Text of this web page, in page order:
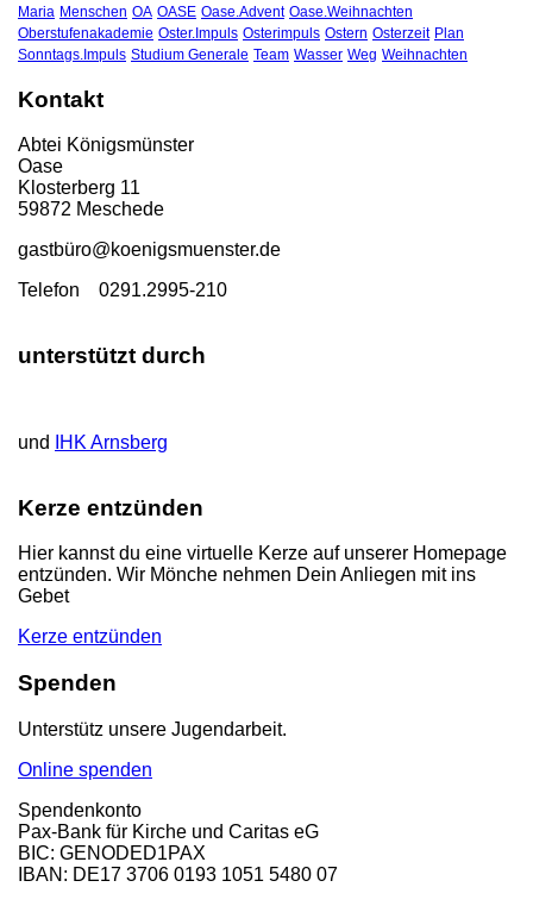
Maria Menschen OA OASE Oase.Advent Oase.Weihnachten
Oberstufenakademie Oster.Impuls Osterimpuls Ostern Osterzeit Plan
Sonntags.Impuls Studium Generale Team Wasser Weg Weihnachten
Kontakt
Abtei Königsmünster
Oase
Klosterberg 11
59872 Meschede
gastbüro@koenigsmuenster.de
Telefon 0291.2995-210
unterstützt durch
und IHK Arnsberg
Kerze entzünden
Hier kannst du eine virtuelle Kerze auf unserer Homepage
entzünden. Wir Mönche nehmen Dein Anliegen mit ins
Gebet
Kerze entzünden
Spenden
Unterstütz unsere Jugendarbeit.
Online spenden
Spendenkonto
Pax-Bank für Kirche und Caritas eG
BIC: GENODED1PAX
IBAN: DE17 3706 0193 1051 5480 07